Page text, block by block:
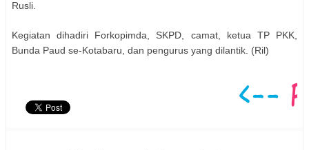
Rusli.
Kegiatan dihadiri Forkopimda, SKPD, camat, ketua TP PKK,
Bunda Paud se-Kotabaru, dan pengurus yang dilantik. (Ril)